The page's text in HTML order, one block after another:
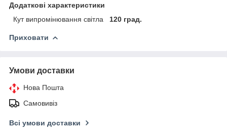
Додаткові характеристики
Кут випромінювання світла
120 град.
Приховати
Умови доставки
Нова Пошта
Самовивіз
Всі умови доставки